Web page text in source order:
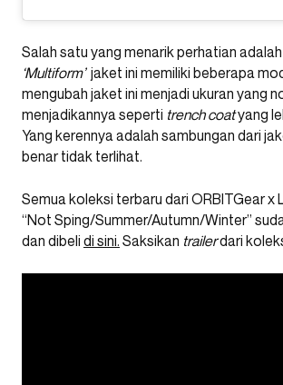
Salah satu yang menarik perhatian
‘Multiform’ jaket ini memiliki beberapa
mengubah jaket ini menjadi ukuran yang
menjadikannya seperti trench coatyang
Yang kerennya adalah sambungan dari
benar tidak terlihat.
Semua koleksi terbaru dari ORBITGear x
“Not Sping/Summer/Autumn/Winter”
dan dibeli di sini. Saksikan trailerdari